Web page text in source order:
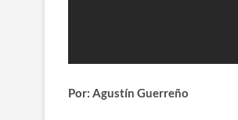
Por: Agustín Guerreño